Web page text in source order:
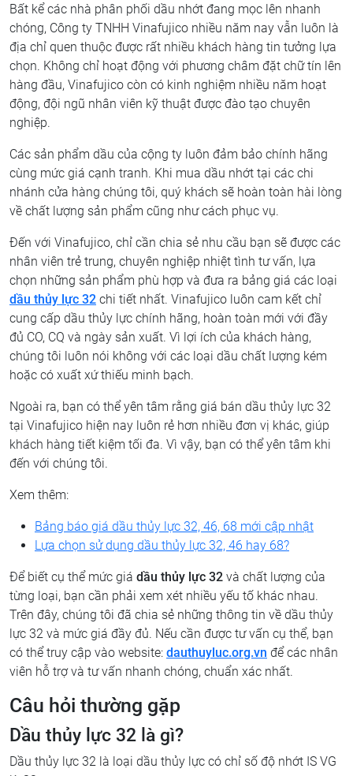
Bất kể các nhà phân phối dầu nhớt đang mọc lên nhanh
chóng, Công ty TNHH Vinafujico nhiều năm nay vẫn luôn là
địa chỉ quen thuộc được rất nhiều khách hàng tin tưởng lựa
chọn. Không chỉ hoạt động với phương châm đặt chữ tín lên
hàng đầu, Vinafujico còn có kinh nghiệm nhiều năm hoạt
động, đội ngũ nhân viên kỹ thuật được đào tạo chuyên
nghiệp.
Các sản phẩm dầu của cộng ty luôn đảm bảo chính hãng
cùng mức giá cạnh tranh. Khi mua dầu nhớt tại các chi
nhánh cửa hàng chúng tôi, quý khách sẽ hoàn toàn hài lòng
về chất lượng sản phẩm cũng như cách phục vụ.
Đến với Vinafujico, chỉ cần chia sẻ nhu cầu bạn sẽ được các
nhân viên trẻ trung, chuyên nghiệp nhiệt tình tư vấn, lựa
chọn những sản phẩm phù hợp và đưa ra bảng giá các loại
dầu thủy lực 32 chi tiết nhất. Vinafujico luôn cam kết chỉ
cung cấp dầu thủy lực chính hãng, hoàn toàn mới với đầy
đủ CO, CQ và ngày sản xuất. Vì lợi ích của khách hàng,
chúng tôi luôn nói không với các loại dầu chất lượng kém
hoặc có xuất xứ thiếu minh bạch.
Ngoài ra, bạn có thể yên tâm rằng giá bán dầu thủy lực 32
tại Vinafujico hiện nay luôn rẻ hơn nhiều đơn vị khác, giúp
khách hàng tiết kiệm tối đa. Vì vậy, bạn có thể yên tâm khi
đến với chúng tôi.
Xem thêm:
Bảng báo giá dầu thủy lực 32, 46, 68 mới cập nhật
Lựa chọn sử dụng dầu thủy lực 32, 46 hay 68?
Để biết cụ thể mức giá dầu thủy lực 32 và chất lượng của
từng loại, bạn cần phải xem xét nhiều yếu tố khác nhau.
Trên đây, chúng tôi đã chia sẻ những thông tin về dầu thủy
lực 32 và mức giá đầy đủ. Nếu cần được tư vấn cụ thể, bạn
có thể truy cập vào website: dauthuyluc.org.vn để các nhân
viên hỗ trợ và tư vấn nhanh chóng, chuẩn xác nhất.
Câu hỏi thường gặp
Dầu thủy lực 32 là gì?
Dầu thủy lực 32 là loại dầu thủy lực có chỉ số độ nhớt IS VG